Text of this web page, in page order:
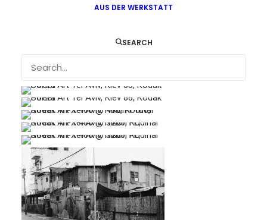
AUS DER WERKSTATT
SEARCH
…
…
…
…